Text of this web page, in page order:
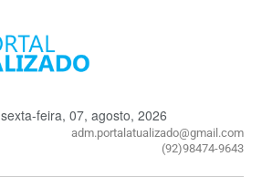
sexta-feira, 07, agosto, 2026
adm.portalatualizado@gmail.com
(92)98474-9643